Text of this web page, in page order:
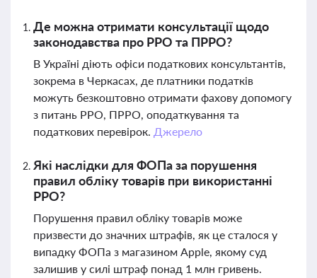
Де можна отримати консультації щодо
законодавства про РРО та ПРРО?
В Україні діють офіси податкових консультантів,
зокрема в Черкасах, де платники податків
можуть безкоштовно отримати фахову допомогу
з питань РРО, ПРРО, оподаткування та
податкових перевірок. Джерело
Які наслідки для ФОПа за порушення
правил обліку товарів при використанні
РРО?
Порушення правил обліку товарів може
призвести до значних штрафів, як це сталося у
випадку ФОПа з магазином Apple, якому суд
залишив у силі штраф понад 1 млн гривень.